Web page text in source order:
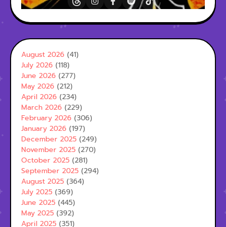
August 2026 (41)
July 2026 (118)
June 2026 (277)
May 2026 (212)
April 2026 (234)
March 2026 (229)
February 2026 (306)
January 2026 (197)
December 2025 (249)
November 2025 (270)
October 2025 (281)
September 2025 (294)
August 2025 (364)
July 2025 (369)
June 2025 (445)
May 2025 (392)
April 2025 (351)